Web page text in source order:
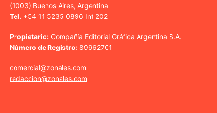
(1003) Buenos Aires, Argentina
Tel. +54 11 5235 0896 Int 202
Propietario: Compañía Editorial Gráfica Argentina S.A.
Número de Registro: 89962701
comercial@zonales.com
redaccion@zonales.com